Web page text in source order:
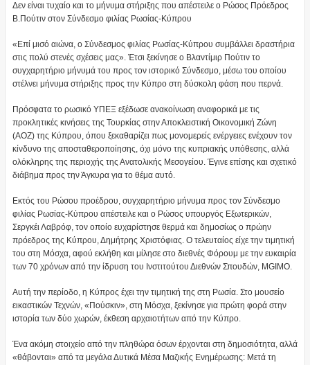
Δεν είναι τυχαίο και το μήνυμα στήριξης που απέστειλε ο Ρώσος Πρόεδρος
Β.Πούτιν στον Σύνδεσμο φιλίας Ρωσίας-Κύπρου
«Επί μισό αιώνα, ο Σύνδεσμος φιλίας Ρωσίας-Κύπρου συμβάλλει δραστήρια
στις πολύ στενές σχέσεις μας». Έτσι ξεκίνησε ο Βλαντίμιρ Πούτιν το
συγχαρητήριο μήνυμά του προς τον ιστορικό Σύνδεσμο, μέσω του οποίου
στέλνει μήνυμα στήριξης προς την Κύπρο στη δύσκολη φάση που περνά.
Πρόσφατα το ρωσικό ΥΠΕΞ εξέδωσε ανακοίνωση αναφορικά με τις
προκλητικές κινήσεις της Τουρκίας στην Αποκλειστική Οικονομική Ζώνη
(ΑΟΖ) της Κύπρου, όπου ξεκαθαρίζει πως μονομερείς ενέργειες ενέχουν τον
κίνδυνο της αποσταθεροποίησης, όχι μόνο της κυπριακής υπόθεσης, αλλά
ολόκληρης της περιοχής της Ανατολικής Μεσογείου. Έγινε επίσης και σχετικό
διάβημα προς την Άγκυρα για το θέμα αυτό.
Εκτός του Ρώσου προέδρου, συγχαρητήριο μήνυμα προς τον Σύνδεσμο
φιλίας Ρωσίας-Κύπρου απέστειλε και ο Ρώσος υπουργός Εξωτερικών,
Σεργκέι Λαβρόφ, τον οποίο ευχαρίστησε θερμά και δημοσίως ο πρώην
πρόεδρος της Κύπρου, Δημήτρης Χριστόφιας. Ο τελευταίος είχε την τιμητική
του στη Μόσχα, αφού εκλήθη και μίλησε στο διεθνές Φόρουμ με την ευκαιρία
των 70 χρόνων από την ίδρυση του Ινστιτούτου Διεθνών Σπουδών, MGIMO.
Αυτή την περίοδο, η Κύπρος έχει την τιμητική της στη Ρωσία. Στο μουσείο
εικαστικών Τεχνών, «Πούσκιν», στη Μόσχα, ξεκίνησε για πρώτη φορά στην
ιστορία των δύο χωρών, έκθεση αρχαιοτήτων από την Κύπρο.
Ένα ακόμη στοιχείο από την πληθώρα όσων έρχονται στη δημοσιότητα, αλλά
«θάβονται» από τα μεγάλα Δυτικά Μέσα Μαζικής Ενημέρωσης: Μετά τη